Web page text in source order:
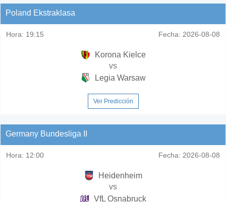
Poland Ekstraklasa
Hora: 19:15 Fecha: 2026-08-08
Korona Kielce
vs
Legia Warsaw
Ver Predicción
Germany Bundesliga II
Hora: 12:00 Fecha: 2026-08-08
Heidenheim
vs
VfL Osnabruck